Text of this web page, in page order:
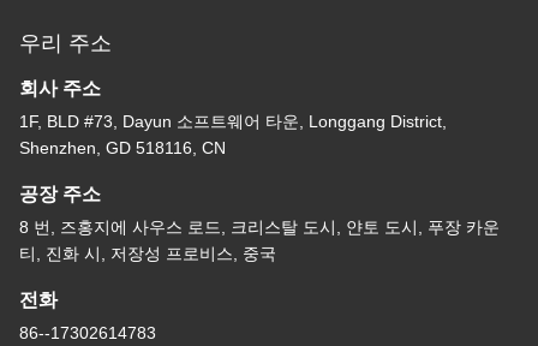
우리 주소
회사 주소
1F, BLD #73, Dayun 소프트웨어 타운, Longgang District,
Shenzhen, GD 518116, CN
공장 주소
8 번, 즈홍지에 사우스 로드, 크리스탈 도시, 얀토 도시, 푸장 카운
티, 진화 시, 저장성 프로비스, 중국
전화
86--17302614783